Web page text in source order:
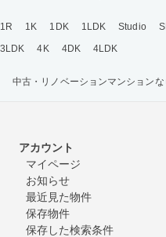
1R 1K 1DK 1LDK Studio
3LDK
4K 4DK 4LDK
中古・リノベーションマンション
アカウント
マイページ
お知らせ
最近見た物件
保存物件
保存した検索条件